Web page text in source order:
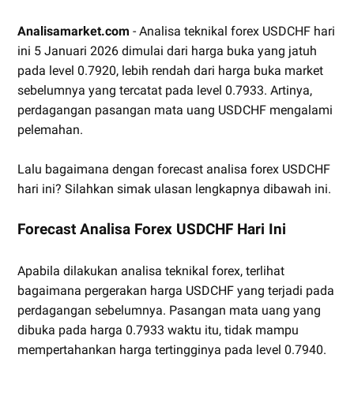
Analisamarket.com - Analisa teknikal forex USDCHF hari
ini 5 Januari 2026 dimulai dari harga buka yang jatuh
pada level 0.7920, lebih rendah dari harga buka market
sebelumnya yang tercatat pada level 0.7933. Artinya,
perdagangan pasangan mata uang USDCHF mengalami
pelemahan.
Lalu bagaimana dengan forecast analisa forex USDCHF
hari ini? Silahkan simak ulasan lengkapnya dibawah ini.
Forecast Analisa Forex USDCHF Hari Ini
Apabila dilakukan analisa teknikal forex, terlihat
bagaimana pergerakan harga USDCHF yang terjadi pada
perdagangan sebelumnya. Pasangan mata uang yang
dibuka pada harga 0.7933 waktu itu, tidak mampu
mempertahankan harga tertingginya pada level 0.7940.